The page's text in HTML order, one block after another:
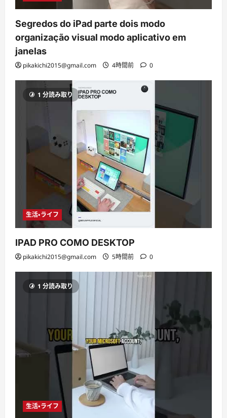
Segredos do iPad parte dois modo
organização visual modo aplicativo em
janelas
pikakichi2015@gmail.com 4時間前 0
1 分読み取り
生活・ライフ
IPAD PRO COMO DESKTOP
pikakichi2015@gmail.com 5時間前 0
1 分読み取り
生活・ライフ